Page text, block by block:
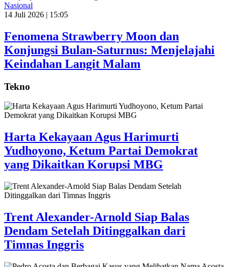
Nasional
14 Juli 2026 | 15:05
Fenomena Strawberry Moon dan
Konjungsi Bulan-Saturnus: Menjelajahi
Keindahan Langit Malam
Tekno
Harta Kekayaan Agus Harimurti
Yudhoyono, Ketum Partai Demokrat
yang Dikaitkan Korupsi MBG
Trent Alexander-Arnold Siap Balas
Dendam Setelah Ditinggalkan dari
Timnas Inggris